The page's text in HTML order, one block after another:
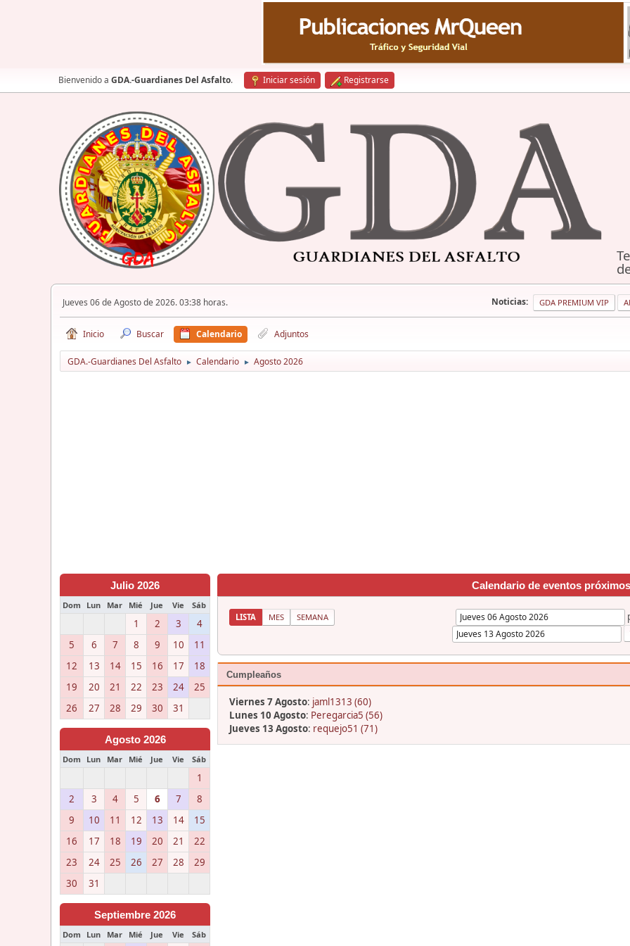
Bienvenido a GDA.-Guardianes Del Asfalto. Iniciar sesión Registrarse
Jueves 06 de Agosto de 2026. 03:38 horas. Noticias: GDA PREMIUM VIP
Inicio Buscar Calendario Adjuntos
GDA.-Guardianes Del Asfalto ► Calendario ► Agosto 2026
Julio 2026
Dom Lun Mar Mié Jue Vie Sáb
1 2 3
4
5
6 7 8 9 10
11
12
13 14 15 16 17
18
19
20 21 22 23 24
25
26
27 28 29 30 31
Agosto 2026
Dom Lun Mar Mié Jue Vie Sáb
1
2
3 4 5 6 7
8
9
10 11 12 13 14
15
16
17 18 19 20 21
22
23
24 25 26 27 28
29
30
31
Septiembre 2026
Dom Lun Mar Mié Jue Vie Sáb
Calendario de eventos próximos
LISTA MES SEMANA
Cumpleaños
Viernes 7 Agosto: jaml1313 (60)
Lunes 10 Agosto: Peregarcia5 (56)
Jueves 13 Agosto: requejo51 (71)